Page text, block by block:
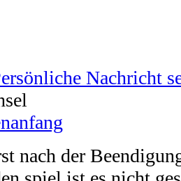
nach der